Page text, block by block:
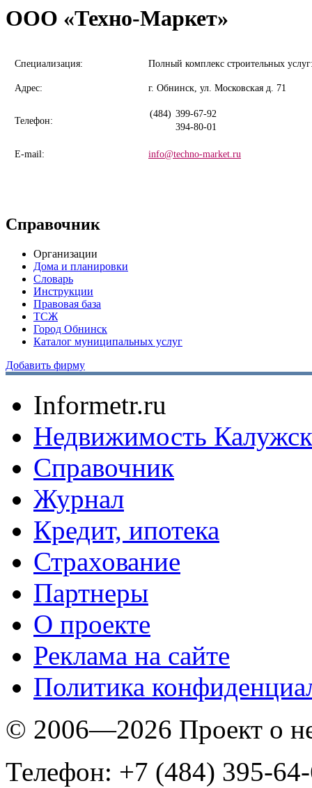
ООО «Техно-Маркет»
Специализация: Полный комплекс строительных
Адрес: г. Обнинск, ул. Московская д. 71
Телефон:
(484) 399-67-92
394-80-01
E-mail: info@techno-market.ru
Справочник
Организации
Дома и планировки
Словарь
Инструкции
Правовая база
ТСЖ
Город Обнинск
Каталог муниципальных услуг
Добавить фирму
Informetr.ru
Недвижимость
Справочник
Журнал
Кредит, ипотека
Страхование
Партнеры
O проекте
Реклама на сайте
Политика
© 2006—2026 Проект о
Телефон: +7 (484) 395-